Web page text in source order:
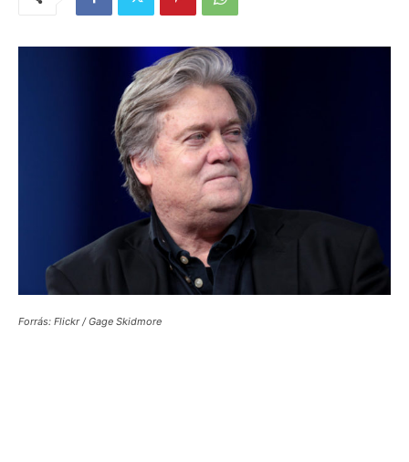
Forrás: Flickr / Gage Skidmore